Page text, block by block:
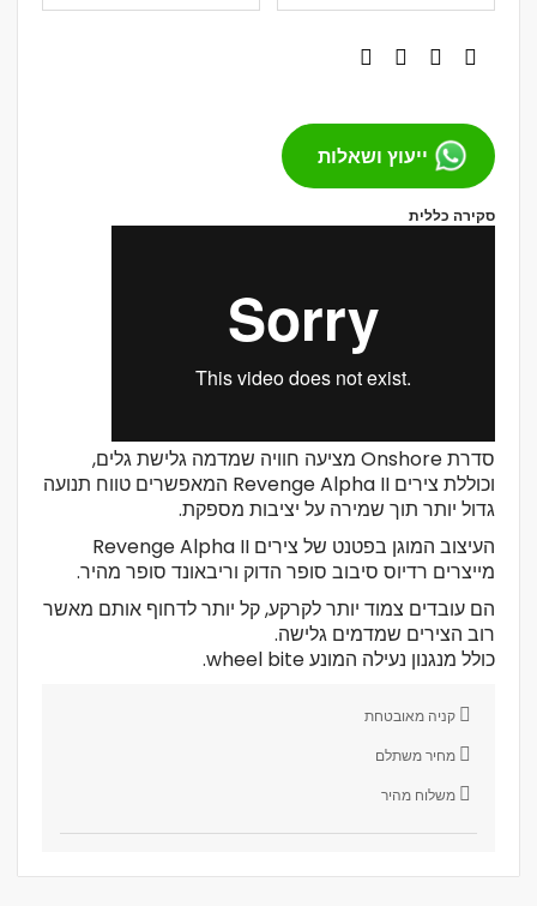
ייעוץ ושאלות
סקירה כללית
סדרת Onshore מציעה חוויה שמדמה גלישת גלים,
וכוללת צירים Revenge Alpha II המאפשרים טווח תנועה
גדול יותר תוך שמירה על יציבות מספקת.
העיצוב המוגן בפטנט של צירים Revenge Alpha II
מייצרים רדיוס סיבוב סופר הדוק וריבאונד סופר מהיר.
הם עובדים צמוד יותר לקרקע, קל יותר לדחוף אותם מאשר
רוב הצירים שמדמים גלישה.
כולל מנגנון נעילה המונע wheel bite.
קניה מאובטחת
מחיר משתלם
משלוח מהיר